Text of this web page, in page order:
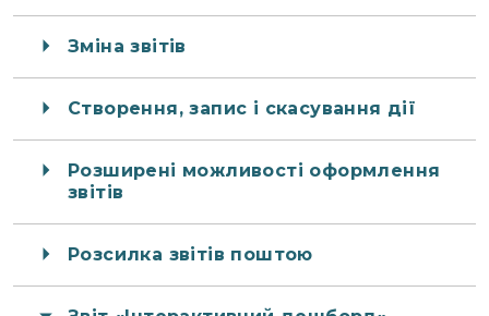
Зміна звітів
Створення, запис і скасування дії
Розширені можливості оформлення
звітів
Розсилка звітів поштою